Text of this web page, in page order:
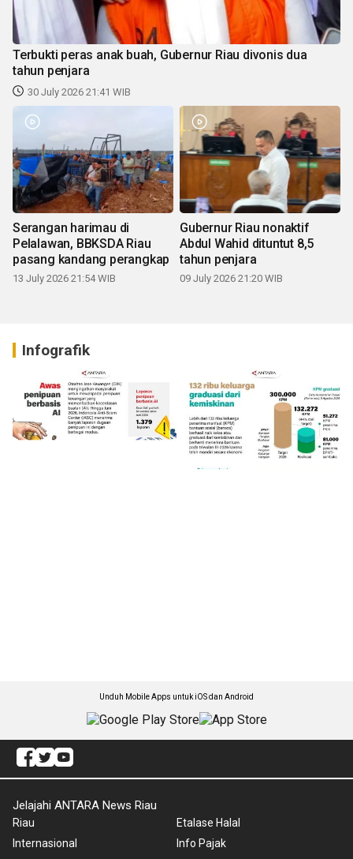
Terbukti peras anak buah, Gubernur Riau divonis dua
tahun penjara
30 July 2026 21:41 WIB
Serangan harimau di
Pelalawan, BBKSDA Riau
pasang kandang perangkap
13 July 2026 21:54 WIB
Gubernur Riau nonaktif
Abdul Wahid dituntut 8,5
tahun penjara
09 July 2026 21:20 WIB
Infografik
Unduh Mobile Apps untuk iOS dan Android
Jelajahi ANTARA News Riau
Riau
Internasional
Etalase Halal
Info Pajak